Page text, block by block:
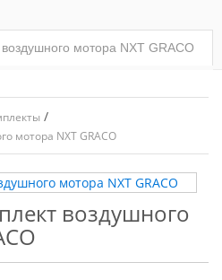
мотора NXT GRACO
/
мотора NXT GRACO
воздушного